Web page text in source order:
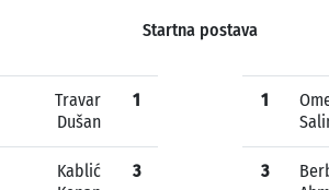
Startna postava
Travar
Dušan
1
Kablić
3
1
3